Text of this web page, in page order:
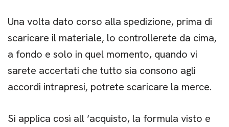
Una volta dato corso alla spedizione, prima di
scaricare il materiale, lo controllerete da cima,
a fondo e solo in quel momento, quando vi
sarete accertati che tutto sia consono agli
accordi intrapresi, potrete scaricare la merce.
Si applica così all ‘acquisto, la formula visto e